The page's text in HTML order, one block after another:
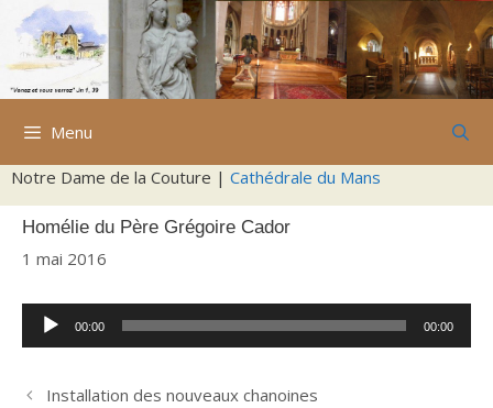
Aller
contenu
Menu
Notre Dame de la Couture | Cathédrale du Mans
Homélie du Père Grégoire Cador
1 mai 2016
Lecteur
audio
00:00 00:00
Installation des nouveaux chanoines